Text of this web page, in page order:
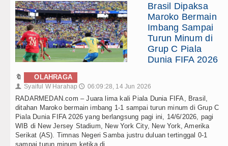
Brasil Dipaksa
Maroko Bermain
Imbang Sampai
Turun Minum di
Grup C Piala
Dunia FIFA 2026
🔖 OLAHRAGA
👤 Syaiful W Harahap 🕔 06:09:28, 14 Jun 2026
RADARMEDAN.com – Juara lima kali Piala Dunia FIFA, Brasil,
ditahan Maroko bermain imbang 1-1 sampai turun minum di Grup C
Piala Dunia FIFA 2026 yang berlangsung pagi ini, 14/6/2026, pagi
WIB di New Jersey Stadium, New York City, New York, Amerika
Serikat (AS). Timnas Negeri Samba justru duluan tertinggal 0-1
sampai turun minum ketika di . . .